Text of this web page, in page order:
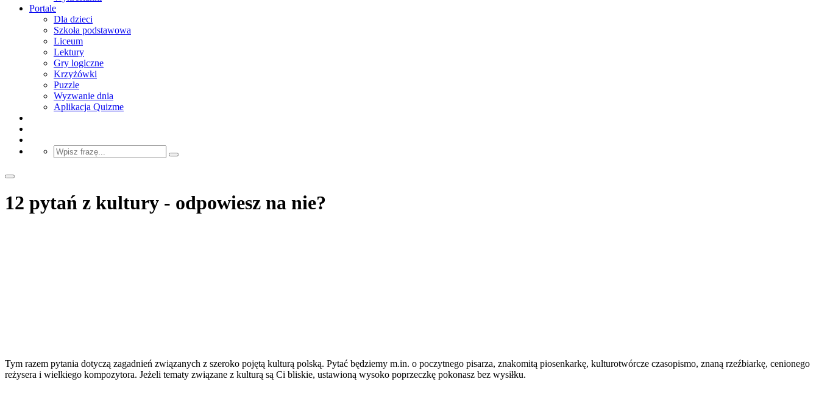
Portale
Dla dzieci
Szkoła podstawowa
Liceum
Lektury
Gry logiczne
Krzyżówki
Puzzle
Wyzwanie dnia
Aplikacja Quizme
12 pytań z kultury - odpowiesz na nie?
Tym razem pytania dotyczą zagadnień związanych z szeroko pojętą kulturą polską. Pytać będziemy m.in. o poczytnego pisarza, znakomitą piosenkarkę, kulturotwórcze czasopismo, znaną rzeźbiarkę, cenionego
reżysera i wielkiego kompozytora. Jeżeli tematy związane z kulturą są Ci bliskie, ustawioną wysoko poprzeczkę pokonasz bez wysiłku.